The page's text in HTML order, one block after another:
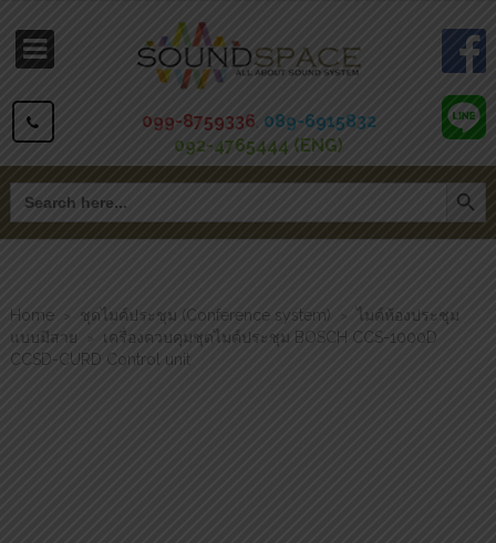
099-8759336, 089-6915832
092-4765444 (ENG)
for:
Search Button
Home > ชุดไมค์ประชุม (Conference system) >
ไมค์ห้องประชุม
แบบมีสาย
>
เครื่องควบคุมชุดไมค์ประชุม BOSCH CCS-1000D
CCSD-CURD Control unit